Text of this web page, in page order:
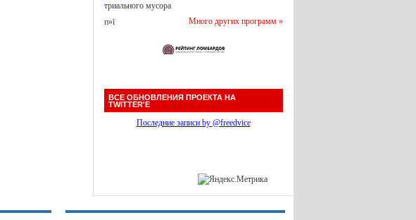
триального мусора
Много других программ »
п»ї
ВСЕ ОБНОВЛЕНИЯ ПРОЕКТА НА
TWITTER'Е
Последние записи by @freedvice